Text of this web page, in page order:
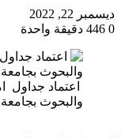
ديسمبر 22, 2022
0
دقيقة واحدة
اعتماد جداول
والبحوث بجامعة